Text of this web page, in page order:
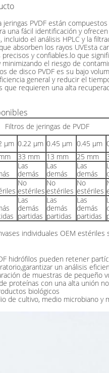
jeringas PVDF están
una fácil identificación y
incluido el análisis HPLC y la
absorben los rayos UVEsta
y confiables.lo que
minimizando el riesgo de
de disco PVDF es su bajo
general y reducir el
que requieren una alta
Filtros de jeringas de PVDF
μm 0.22 μm 0.45 μm 0.45 μm
33 mm 13 mm 25 mm
Las
demás
Las
demás
Las
demás
No
estériles
No
estériles
No
estériles
Las
demás
partidas
Las
demás
partidas
Las
demás
partidas
individuales OEM estériles
hidrófilos pueden retener
un análisis
de muestras de pequeño
proteínas con una alta unión
biológicos
de cultivo, medio microbiano y